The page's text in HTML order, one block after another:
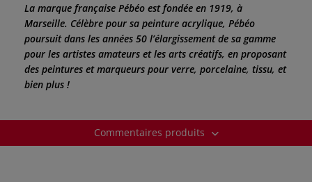
La marque française Pébéo est fondée en 1919, à
Marseille. Célèbre pour sa peinture acrylique, Pébéo
poursuit dans les années 50 l’élargissement de sa gamme
pour les artistes amateurs et les arts créatifs, en proposant
des peintures et marqueurs pour verre, porcelaine, tissu, et
bien plus !
Commentaires produits